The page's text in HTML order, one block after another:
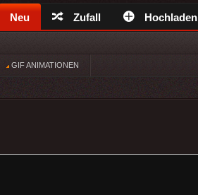
Neu Zufall Hochladen
GIF ANIMATIONEN